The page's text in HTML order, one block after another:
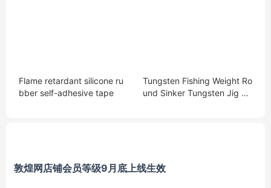
Flame retardant silicone ru
bber self-adhesive tape
Tungsten Fishing Weight Ro
und Sinker Tungsten Jig He
敦煌网店铺会员等级9月底上线生效